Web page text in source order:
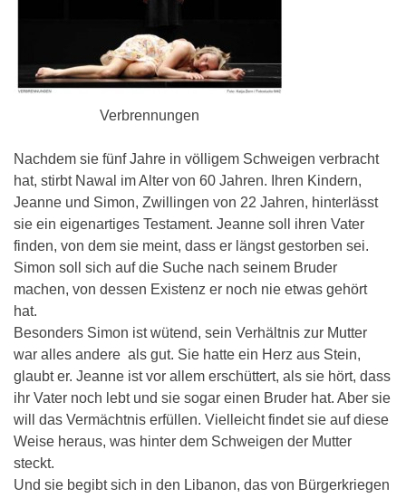
Verbrennungen
Nachdem sie fünf Jahre in völligem Schweigen verbracht
hat, stirbt Nawal im Alter von 60 Jahren. Ihren Kindern,
Jeanne und Simon, Zwillingen von 22 Jahren, hinterlässt
sie ein eigenartiges Testament. Jeanne soll ihren Vater
finden, von dem sie meint, dass er längst gestorben sei.
Simon soll sich auf die Suche nach seinem Bruder
machen, von dessen Existenz er noch nie etwas gehört
hat.
Besonders Simon ist wütend, sein Verhältnis zur Mutter
war alles andere als gut. Sie hatte ein Herz aus Stein,
glaubt er. Jeanne ist vor allem erschüttert, als sie hört, dass
ihr Vater noch lebt und sie sogar einen Bruder hat. Aber sie
will das Vermächtnis erfüllen. Vielleicht findet sie auf diese
Weise heraus, was hinter dem Schweigen der Mutter
steckt.
Und sie begibt sich in den Libanon, das von Bürgerkriegen